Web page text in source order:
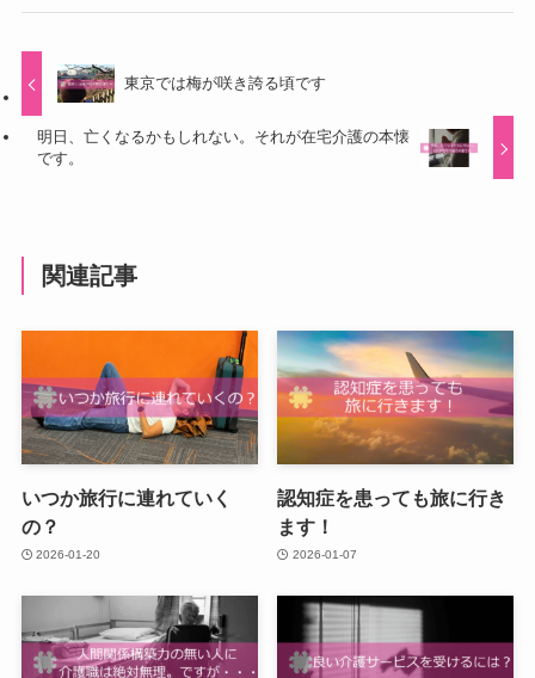
東京では梅が咲き誇る頃です
明日、亡くなるかもしれない。それが在宅介護の本懐
です。
関連記事
いつか旅行に連れていく
の？
2026-01-20
認知症を患っても旅に行き
ます！
2026-01-07